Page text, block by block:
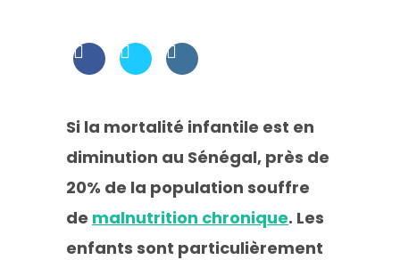
Si la mortalité infantile est en
diminution au Sénégal, près de
20% de la population souffre
de malnutrition chronique. Les
enfants sont particulièrement